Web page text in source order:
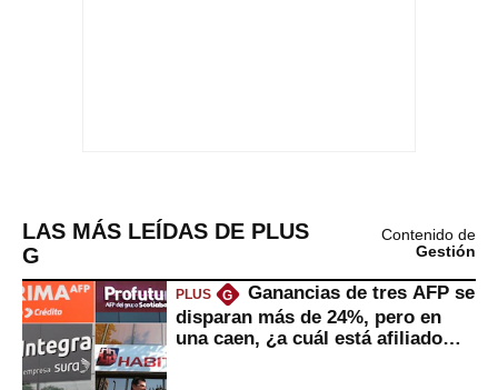
LAS MÁS LEÍDAS DE PLUS
G
Contenido de
Gestión
PLUS G
Ganancias de tres AFP se
disparan más de 24%, pero en
una caen, ¿a cuál está afiliado